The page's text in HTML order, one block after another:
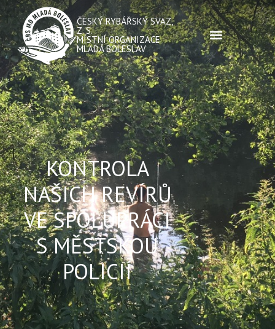
ČESKÝ RYBÁŘSKÝ SVAZ,
Z. S.
MÍSTNÍ ORGANIZACE
MLADÁ BOLESLAV
KONTROLA
NAŠICH REVÍRŮ
VE SPOLUPRÁCI
S MĚSTSKOU
POLICIÍ